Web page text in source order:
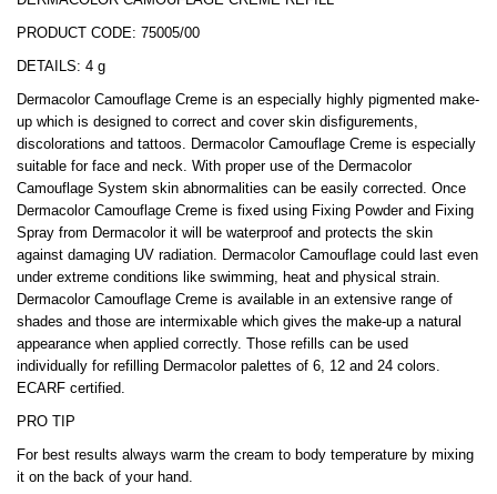
PRODUCT CODE: 75005/00
DETAILS: 4 g
Dermacolor Camouflage Creme is an especially highly pigmented make-
up which is designed to correct and cover skin disfigurements,
discolorations and tattoos. Dermacolor Camouflage Creme is especially
suitable for face and neck. With proper use of the Dermacolor
Camouflage System skin abnormalities can be easily corrected. Once
Dermacolor Camouflage Creme is fixed using Fixing Powder and Fixing
Spray from Dermacolor it will be waterproof and protects the skin
against damaging UV radiation. Dermacolor Camouflage could last even
under extreme conditions like swimming, heat and physical strain.
Dermacolor Camouflage Creme is available in an extensive range of
shades and those are intermixable which gives the make-up a natural
appearance when applied correctly. Those refills can be used
individually for refilling Dermacolor palettes of 6, 12 and 24 colors.
ECARF certified.
PRO TIP
For best results always warm the cream to body temperature by mixing
it on the back of your hand.